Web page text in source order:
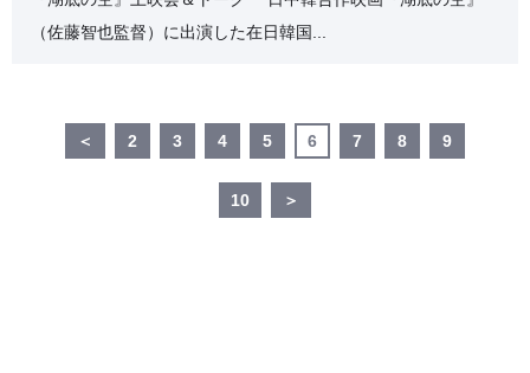
（佐藤智也監督）に出演した在日韓国...
＜ 2 3 4 5 6 7 8 9
10 ＞